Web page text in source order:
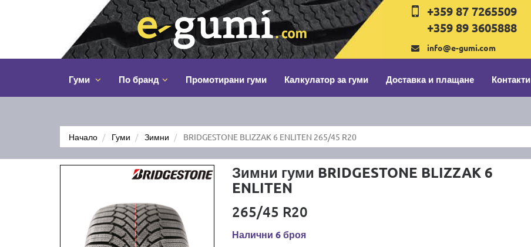
+359 87 7265509
+359 89 3605888
info@e-gumi.com
Гуми По бранд Промотирани гуми Калкулатор за гуми Доставка и плащане Контакти
Начало Гуми Зимни BRIDGESTONE BLIZZAK 6 ENLITEN 265/45 R20
Зимни гуми BRIDGESTONE BLIZZAK 6
ENLITEN
265/45 R20
Налични 6 броя